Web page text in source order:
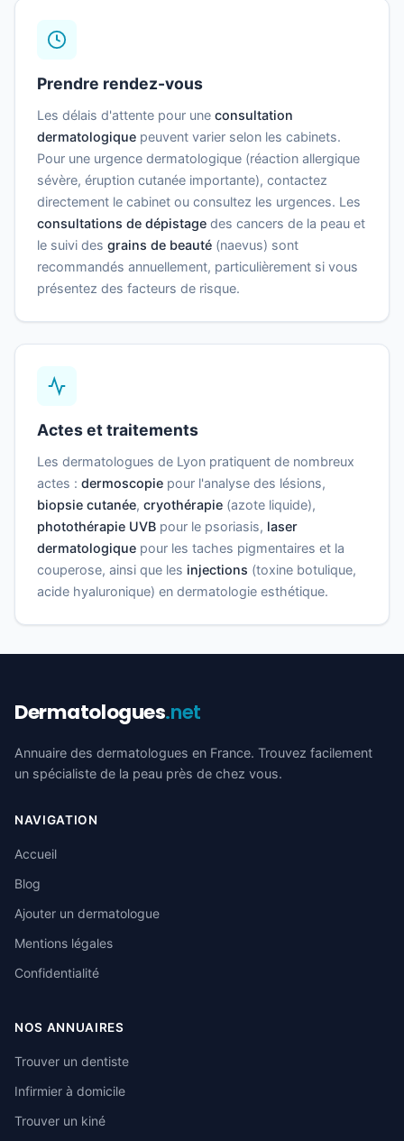
Prendre rendez-vous
Les délais d'attente pour une consultation
dermatologique peuvent varier selon les cabinets.
Pour une urgence dermatologique (réaction allergique
sévère, éruption cutanée importante), contactez
directement le cabinet ou consultez les urgences. Les
consultations de dépistage des cancers de la peau et
le suivi des grains de beauté (naevus) sont
recommandés annuellement, particulièrement si vous
présentez des facteurs de risque.
Actes et traitements
Les dermatologues de Lyon pratiquent de nombreux
actes : dermoscopie pour l'analyse des lésions,
biopsie cutanée, cryothérapie (azote liquide),
photothérapie UVB pour le psoriasis, laser
dermatologique pour les taches pigmentaires et la
couperose, ainsi que les injections (toxine botulique,
acide hyaluronique) en dermatologie esthétique.
Dermatologues.net
Annuaire des dermatologues en France. Trouvez facilement
un spécialiste de la peau près de chez vous.
NAVIGATION
Accueil
Blog
Ajouter un dermatologue
Mentions légales
Confidentialité
NOS ANNUAIRES
Trouver un dentiste
Infirmier à domicile
Trouver un kiné